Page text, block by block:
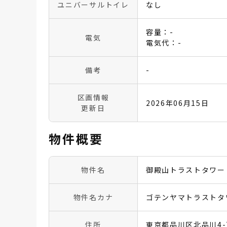
ユニバーサルトイレ なし
電気
容量：-
電気代：-
備考 -
区画情報
更新日
2026年06月15日
物件概要
物件名 御殿山トラストタワー
物件名カナ ゴテンヤマトラストタ
住所 東京都品川区北品川